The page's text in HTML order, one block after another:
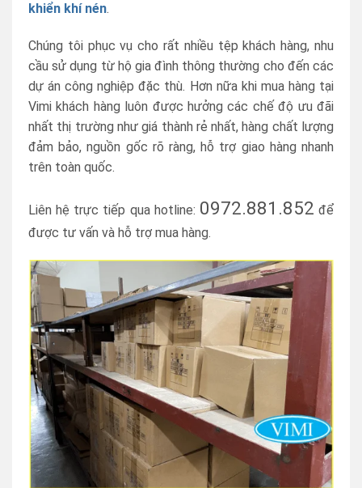
khiển khí nén.
Chúng tôi phục vụ cho rất nhiều tệp khách hàng, nhu
cầu sử dụng từ hộ gia đình thông thường cho đến các
dự án công nghiệp đặc thù. Hơn nữa khi mua hàng tại
Vimi khách hàng luôn được hưởng các chế độ ưu đãi
nhất thị trường như giá thành rẻ nhất, hàng chất lượng
đảm bảo, nguồn gốc rõ ràng, hỗ trợ giao hàng nhanh
trên toàn quốc.
Liên hệ trực tiếp qua hotline: 0972.881.852 để
được tư vấn và hỗ trợ mua hàng.